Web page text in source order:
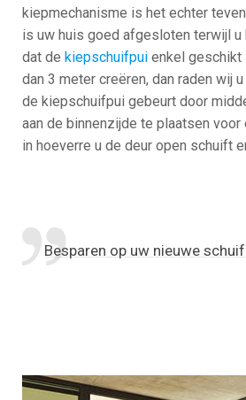
kiepmechanisme is het echter
is uw huis goed afgesloten terwijl
dat dekiepschuifpui enkel geschikt
dan 3 meter creëren, dan raden wij
de kiepschuifpui gebeurt door
aan de binnenzijde te plaatsen
in hoeverre u de deur open schuift
Besparen op uw nieuwe